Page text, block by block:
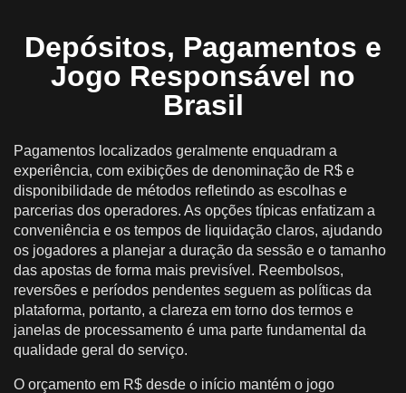
Depósitos, Pagamentos e
Jogo Responsável no
Brasil
Pagamentos localizados geralmente enquadram a
experiência, com exibições de denominação de R$ e
disponibilidade de métodos refletindo as escolhas e
parcerias dos operadores. As opções típicas enfatizam a
conveniência e os tempos de liquidação claros, ajudando
os jogadores a planejar a duração da sessão e o tamanho
das apostas de forma mais previsível. Reembolsos,
reversões e períodos pendentes seguem as políticas da
plataforma, portanto, a clareza em torno dos termos e
janelas de processamento é uma parte fundamental da
qualidade geral do serviço.
O orçamento em R$ desde o início mantém o jogo